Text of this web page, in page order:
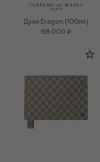
Духи Eragon (100ml)
68 000 ₽